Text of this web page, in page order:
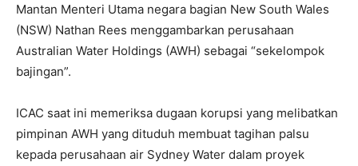
Mantan Menteri Utama negara bagian New South Wales
(NSW) Nathan Rees menggambarkan perusahaan
Australian Water Holdings (AWH) sebagai “sekelompok
bajingan”.
ICAC saat ini memeriksa dugaan korupsi yang melibatkan
pimpinan AWH yang dituduh membuat tagihan palsu
kepada perusahaan air Sydney Water dalam proyek